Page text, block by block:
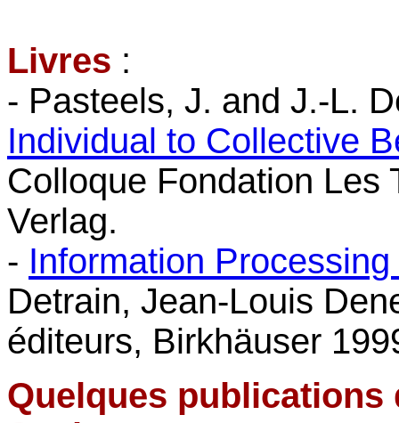
Livres :
- Pasteels, J. and J.-L.
Individual to Collective
Colloque Fondation Les
Verlag.
- Information
Detrain, Jean-Louis
éditeurs, Birkhäuser
Quelques publications